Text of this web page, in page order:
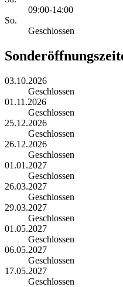
09:00-14:00
So.
Geschlossen
03.10.2026
Geschlossen
01.11.2026
Geschlossen
25.12.2026
Geschlossen
26.12.2026
Geschlossen
01.01.2027
Geschlossen
26.03.2027
Geschlossen
29.03.2027
Geschlossen
01.05.2027
Geschlossen
06.05.2027
Geschlossen
17.05.2027
Geschlossen